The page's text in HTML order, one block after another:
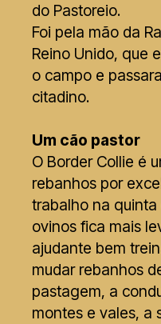
do Pastoreio.
Foi pela mão da
Reino Unido, que
o campo e
citadino.
Um cão pastor
O Border Collie é
rebanhos por
trabalho na
ovinos fica mais
ajudante bem
mudar rebanhos
pastagem, a
montes e vales, a